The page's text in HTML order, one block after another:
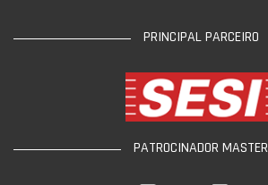
PRINCIPAL PARCEIRO
PATROCINADOR MASTER